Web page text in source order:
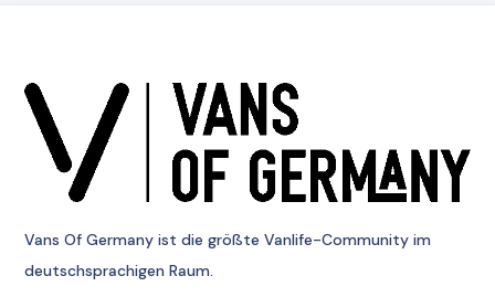
Vans Of Germany ist die größte Vanlife-Community im
deutschsprachigen Raum.